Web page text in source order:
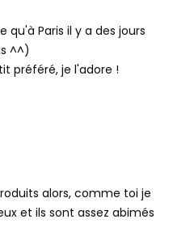
qu'à Paris il y a des jours
^^)
préféré, je l'adore !
alors, comme toi je
et ils sont assez abimés